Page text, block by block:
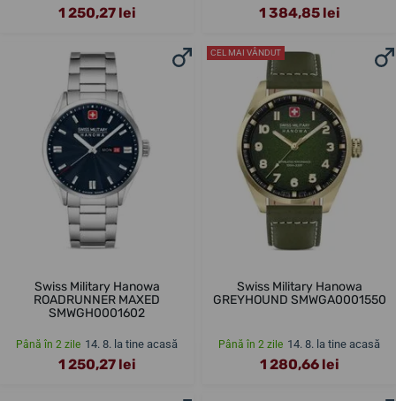
1 250,27 lei 1 384,85 lei
Swiss Military Hanowa
ROADRUNNER MAXED
SMWGH0001602
Până în 2 zile 14. 8. la tine acasă
1 250,27 lei
CEL MAI VÂNDUT
Swiss Military Hanowa
GREYHOUND SMWGA0001550
Până în 2 zile 14. 8. la tine acasă
1 280,66 lei